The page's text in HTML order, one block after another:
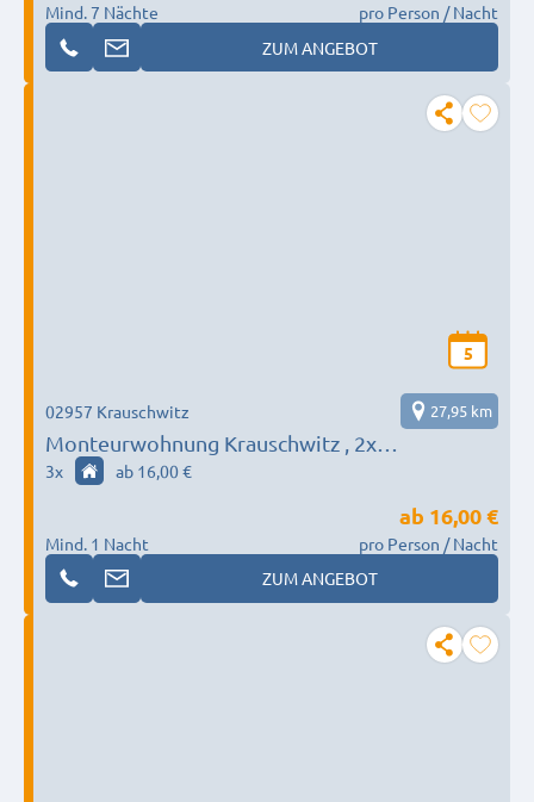
Mind. 7 Nächte
pro Person / Nacht
ZUM ANGEBOT
5
Monteurwohnung Krauschwitz , 2x
Ferienhäuser Kromlau,2 Raum Wohnung
02957 Krauschwitz 27,95 km
3x ab 16,00 €
Mind. 1 Nacht
ab 16,00 €
pro Person / Nacht
ZUM ANGEBOT